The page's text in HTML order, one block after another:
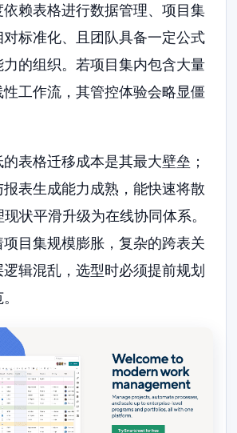
依赖表格进行数据管理、项目集
标准化、且团队具备一定公式
的组织。若项目集内包含大量
工作流，其管控体验会略显僵
的表格迁移成本是其最大壁垒；
表生成能力成熟，能快速将散
状平滑升级为在线协同体系。
目集规模膨胀，复杂的跨表关
辑混乱，选型时必须提前规划